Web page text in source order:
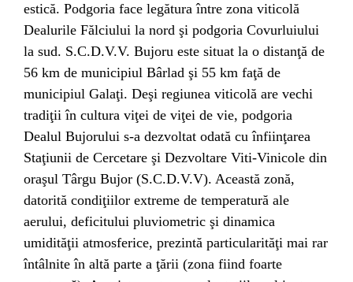
estică. Podgoria face legătura între zona viticolă
Dealurile Fălciului la nord şi podgoria Covurluiului
la sud. S.C.D.V.V. Bujoru este situat la o distanţă de
56 km de municipiul Bârlad şi 55 km faţă de
municipiul Galaţi. Deşi regiunea viticolă are vechi
tradiţii în cultura viţei de viţei de vie, podgoria
Dealul Bujorului s-a dezvoltat odată cu înfiinţarea
Staţiunii de Cercetare şi Dezvoltare Viti-Vinicole din
oraşul Târgu Bujor (S.C.D.V.V). Această zonă,
datorită condiţiilor extreme de temperatură ale
aerului, deficitului pluviometric şi dinamica
umidităţii atmosferice, prezintă particularităţi mai rar
întâlnite în altă parte a ţării (zona fiind foarte